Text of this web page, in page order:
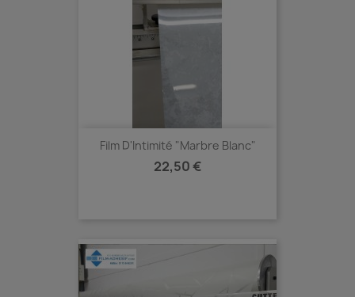
Film D'Intimité "Marbre Blanc"
Prix
22,50 €